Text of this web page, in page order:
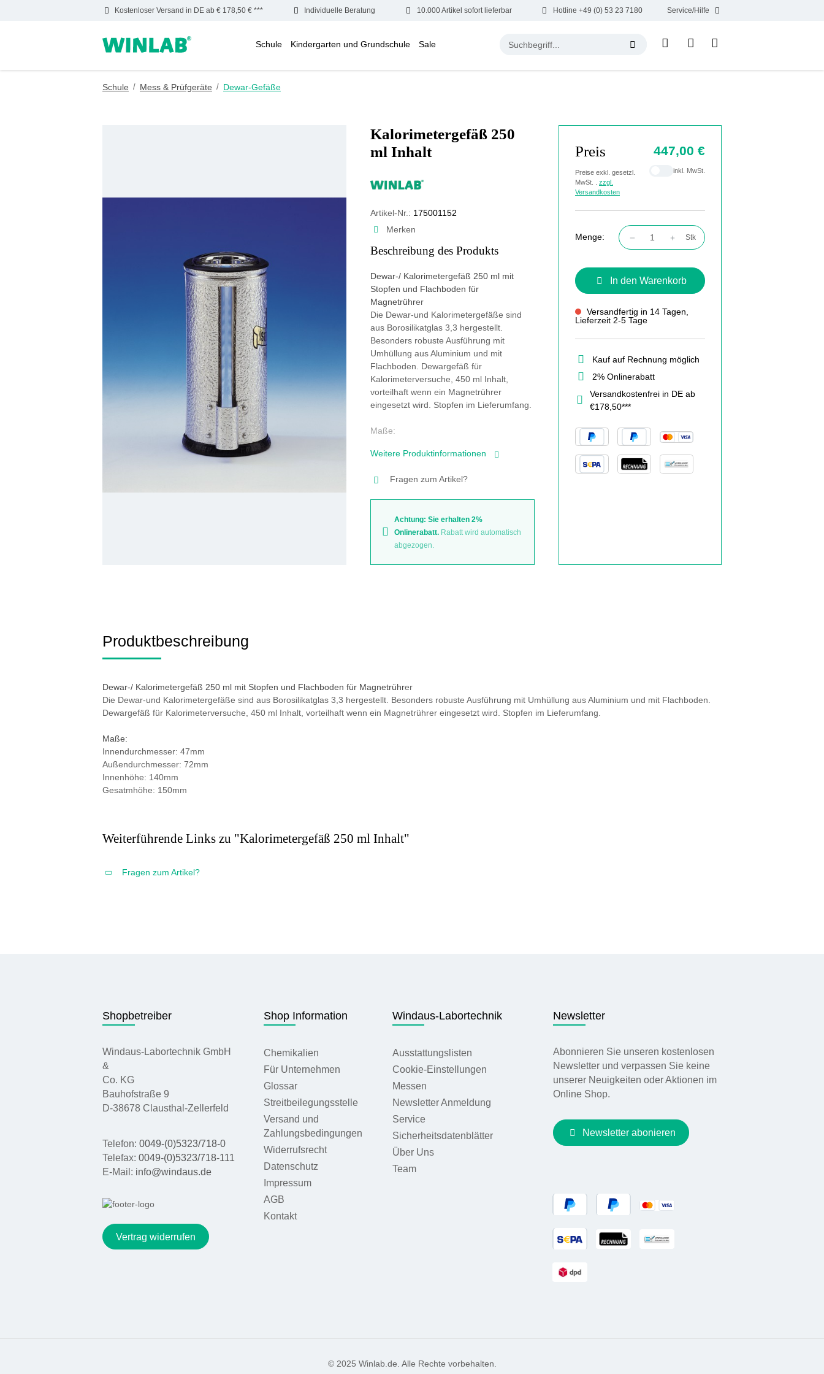
Zur Hauptnavigation springen
Kostenloser Versand in DE ab € 178,50 € *** Individuelle Beratung 10.000 Artikel sofort lieferbar Hotline +49 (0) 53 23 7180 Service/Hilfe
Schule Kindergarten und Grundschule Sale
Schule / Mess & Prüfgeräte / Dewar-Gefäße
Kalorimetergefäß 250
ml Inhalt
Artikel-Nr.: 175001152
Merken
Beschreibung des Produkts
Dewar-/ Kalorimetergefäß 250 ml mit
Stopfen und Flachboden für
Magnetrührer
Die Dewar-und Kalorimetergefäße sind
aus Borosilikatglas 3,3 hergestellt.
Besonders robuste Ausführung mit
Umhüllung aus Aluminium und mit
Flachboden. Dewargefäß für
Kalorimeterversuche, 450 ml Inhalt,
vorteilhaft wenn ein Magnetrührer
eingesetzt wird. Stopfen im Lieferumfang.
Maße:
Außendurchmesser: 72mm
Gesatmhöhe: 150mm
Weitere Produktinformationen
Fragen zum Artikel?
Achtung: Sie erhalten 2%
Onlinerabatt. Rabatt wird automatisch
abgezogen.
Preis
Preise exkl. gesetzl.
MwSt. .
zzgl.
Versandkosten
447,00 €
inkl. MwSt.
Menge:
Produkt Anzahl: Gib den gewünschten
Stk
In den Warenkorb
Versandfertig in 14 Tagen,
Lieferzeit 2-5 Tage
Kauf auf Rechnung möglich
2% Onlinerabatt
Versandkostenfrei in DE ab
€178,50***
Produktbeschreibung
Dewar-/ Kalorimetergefäß 250 ml mit Stopfen und Flachboden für Magnetrührer
Die Dewar-und Kalorimetergefäße sind aus Borosilikatglas 3,3 hergestellt. Besonders robuste Ausführung mit Umhüllung aus Aluminium und mit Flachboden.
Dewargefäß für Kalorimeterversuche, 450 ml Inhalt, vorteilhaft wenn ein Magnetrührer eingesetzt wird. Stopfen im Lieferumfang.
Maße:
Innendurchmesser: 47mm
Außendurchmesser: 72mm
Innenhöhe: 140mm
Gesatmhöhe: 150mm
Weiterführende Links zu "Kalorimetergefäß 250 ml Inhalt"
Fragen zum Artikel?
Shopbetreiber
Windaus-Labortechnik GmbH
&
Co. KG
Bauhofstraße 9
D-38678 Clausthal-Zellerfeld
Telefon: 0049-(0)5323/718-0
Telefax: 0049-(0)5323/718-111
E-Mail: info@windaus.de
Vertrag widerrufen
Shop Information
Chemikalien
Für Unternehmen
Glossar
Streitbeilegungsstelle
Versand und
Zahlungsbedingungen
Widerrufsrecht
Datenschutz
Impressum
AGB
Kontakt
Windaus-Labortechnik
Ausstattungslisten
Cookie-Einstellungen
Messen
Newsletter Anmeldung
Service
Sicherheitsdatenblätter
Über Uns
Team
Newsletter
Abonnieren Sie unseren kostenlosen
Newsletter und verpassen Sie keine
unserer Neuigkeiten oder Aktionen im
Online Shop.
Newsletter abonieren
© 2025 Winlab.de. Alle Rechte vorbehalten.